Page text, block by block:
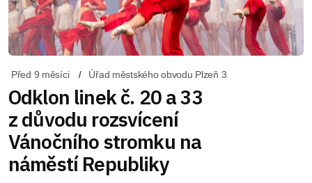
Před 9 měsíci Úřad městského obvodu Plzeň 3
Odklon linek č. 20 a 33
z důvodu rozsvícení
Vánočního stromku na
náměstí Republiky